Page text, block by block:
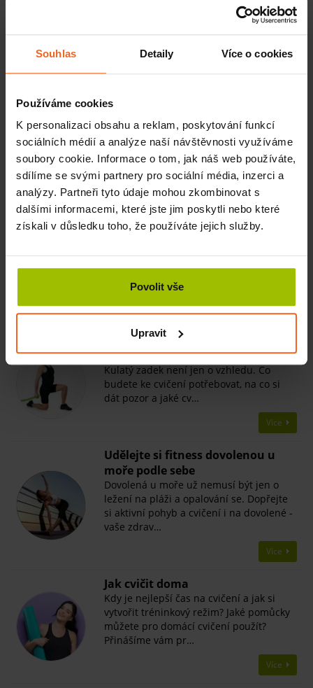
Souhlas Detaily Více o cookies
Používáme cookies
K personalizaci obsahu a reklam, poskytování funkcí
sociálních médií a analýze naší návštěvnosti využíváme
soubory cookie. Informace o tom, jak náš web používáte,
sdílíme se svými partnery pro sociální média, inzerci a
analýzy. Partneři tyto údaje mohou zkombinovat s
dalšími informacemi, které jste jim poskytli nebo které
získali v důsledku toho, že používáte jejich služby.
Povolit vše
Upravit
prostor v místnosti a zároveň šetří podložky, tím
Nástěnný držák vyhovuje podložkám Corona a Hercules.
Související produkty
Airex Podložka na cvičení Corona, 185 x 100 x
1,5 cm, antracit
SKLADEM
3630 Kč
Airex Podložka na cvičení Hercules, 200 x 100
x 2,5 cm, modrá
5990 Kč Více
Související články
​Cviky na zadek
Jak vyřešit povolené hýžďové svaly?
Kulatý zadek není jen o vzhledu. Co
budete ke cvičení potřebovat, na co si
dát pozor a jaké cv…
Více
​Udělejte si fitness dovolenou u
moře podle sebe
Dovolená u moře už nemusí být jen o
ležení na pláži a opalování se. Dopřejte
si aktivní pohyb a cvičení i na dovolené -
vaše zdrav…
Více
Jak cvičit doma
Kdy je nejlepší čas na cvičení a jak si
vytvořit tréninkový režim? Jaké pomůcky
můžete pro domácí cvičení použít?
Přinášíme vám pr…
Více